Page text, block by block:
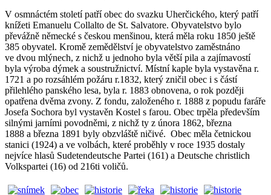
V osmnáctém století patří obec do svazku Uherčického, který patří
knížeti Emanuelu Collalto de St. Salvatore. Obyvatelstvo bylo
převážně německé s českou menšinou, která měla roku 1850 ještě
385 obyvatel. Kromě zemědělství je obyvatelstvo zaměstnáno
ve dvou mlýnech, z nichž u jednoho byla větší pila a zajímavostí
byla výroba dýmek a soustružnictví. Místní kaple byla vystavěna r.
1721 a po rozsáhlém požáru r.1832, který zničil obec i s částí
přilehlého panského lesa, byla r. 1883 obnovena, o rok později
opatřena dvěma zvony. Z fondu, založeného r. 1888 z popudu faráře
Josefa Sochora byl vystavěn Kostel s farou. Obec trpěla především
silnými jarními povodněmi, z nichž ty z února 1862, března
1888 a března 1891 byly obzvláště ničivé. Obec měla četnickou
stanici (1924) a ve volbách, které proběhly v roce 1935 dostaly
nejvíce hlasů Sudetendeutsche Partei (161) a Deutsche christlich
Volkspartei (16) od 216ti voličů.